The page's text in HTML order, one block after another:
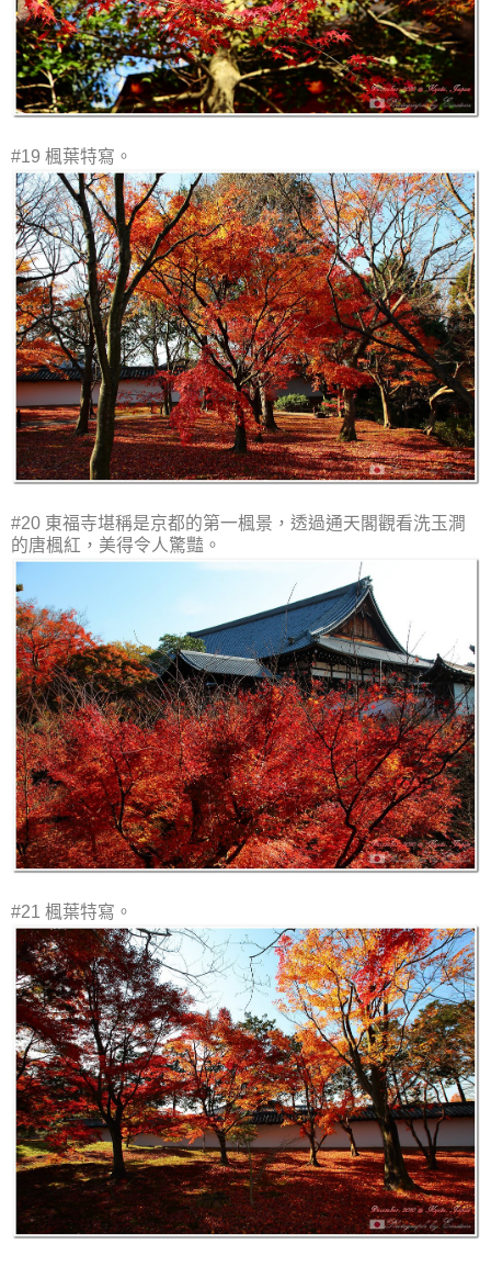
#19 楓葉特寫。
#20 東福寺堪稱是京都的第一楓景，透過通天閣觀看洗玉澗
的唐楓紅，美得令人驚豔。
#21 楓葉特寫。